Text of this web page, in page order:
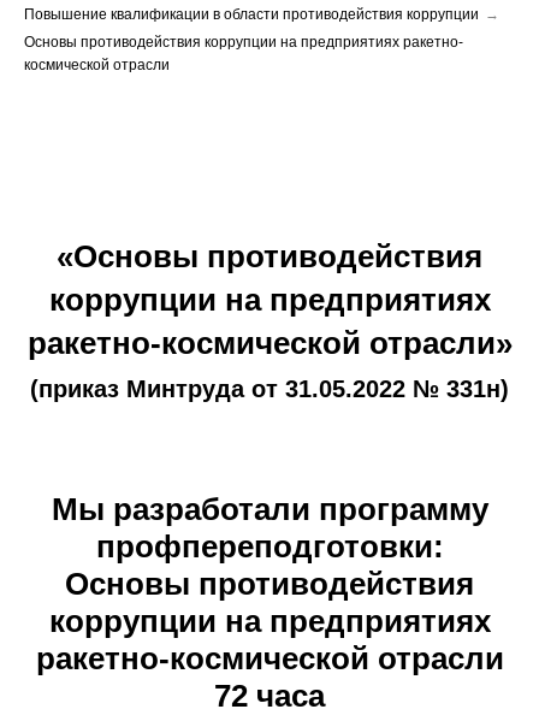
Повышение квалификации в области противодействия коррупции →
Основы противодействия коррупции на предприятиях ракетно-
космической отрасли
«Основы противодействия
коррупции на предприятиях
ракетно-космической отрасли»
(приказ Минтруда от 31.05.2022 № 331н)
Мы разработали программу
профпереподготовки:
Основы противодействия
коррупции на предприятиях
ракетно-космической отрасли
72 часа